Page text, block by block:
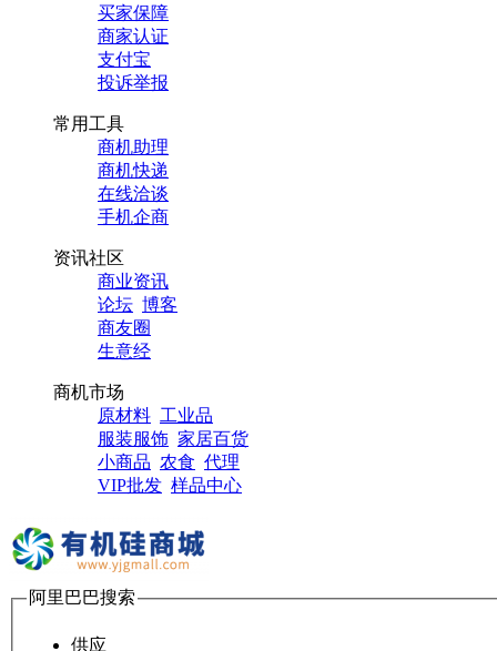
买家保障
商家认证
支付宝
投诉举报
常用工具
商机助理
商机快递
在线洽谈
手机企商
资讯社区
商业资讯
论坛 博客
商友圈
生意经
商机市场
原材料 工业品
服装服饰 家居百货
小商品 农食 代理
VIP批发 样品中心
阿里巴巴搜索
供应